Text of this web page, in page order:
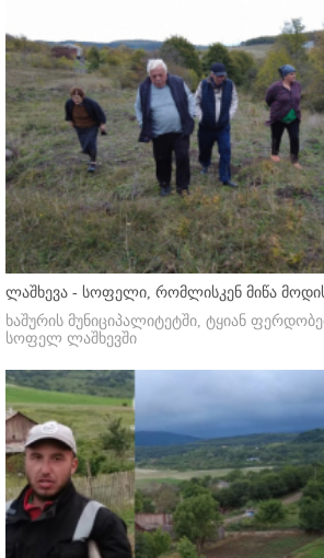
ლაშხევა - სოფელი, რომლისკენ მიწა
ხაშურის მუნიციპალიტეტში, ტყიან
სოფელ ლაშხევში